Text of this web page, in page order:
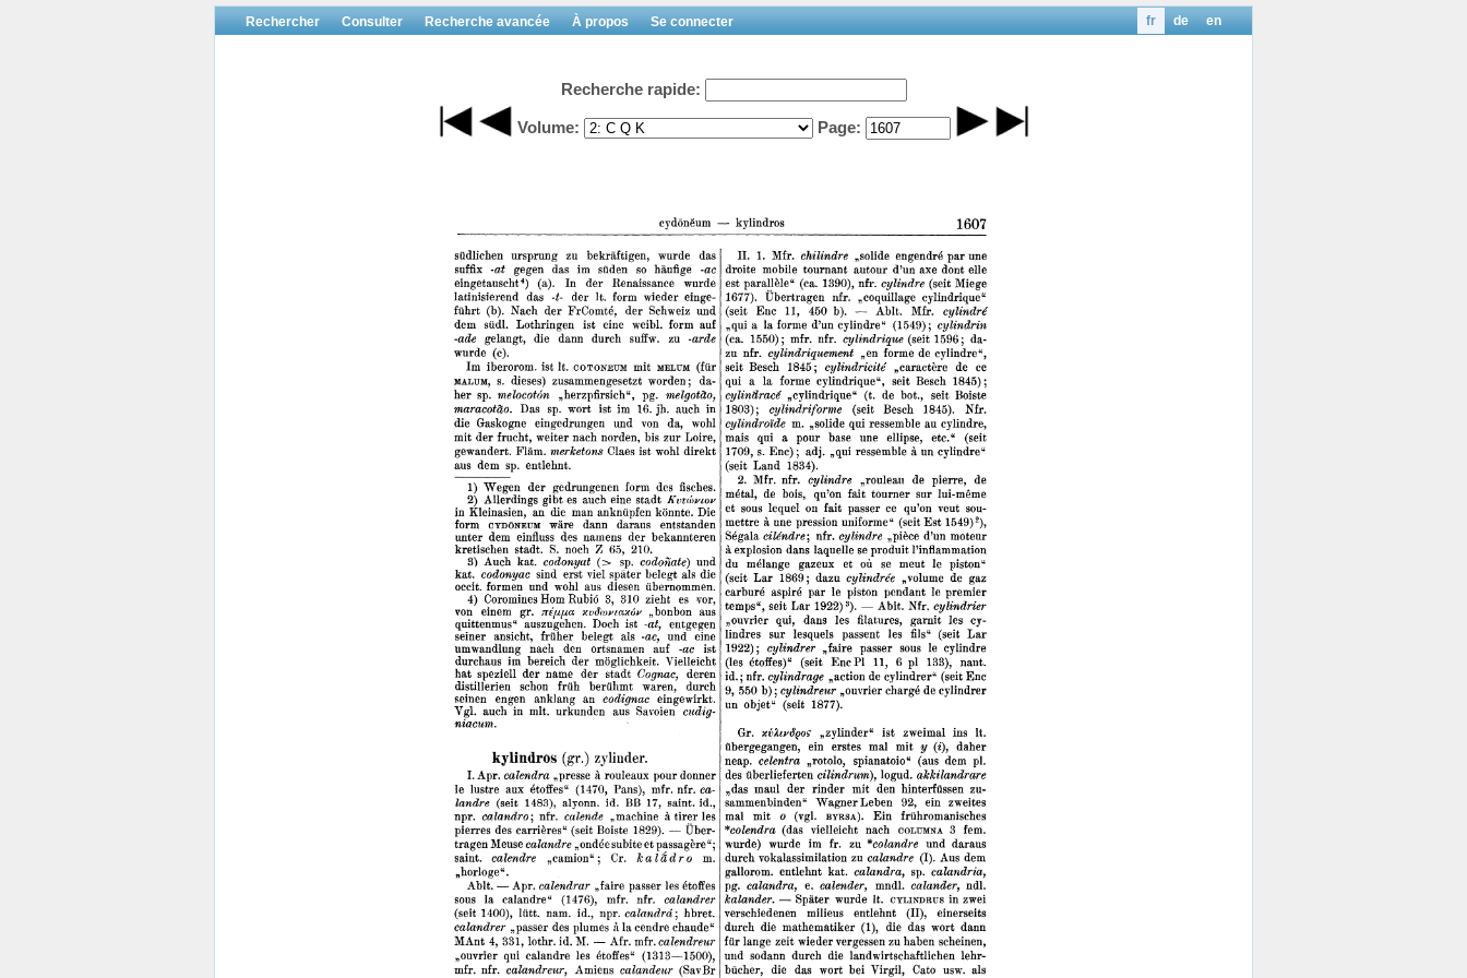
Rechercher Consulter Recherche avancée À propos Se connecter en
de
fr
Recherche rapide:
Volume: Page: